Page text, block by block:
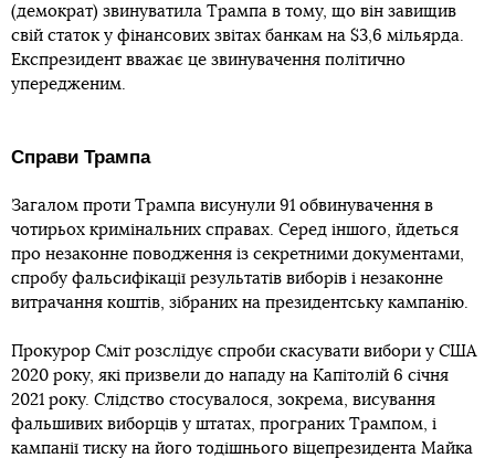
(демократ) звинуватила Трампа в тому, що він завищив
свій статок у фінансових звітах банкам на $3,6 мільярда.
Експрезидент вважає це звинувачення політично
упередженим.
Справи Трампа
Загалом проти Трампа висунули 91 обвинувачення в
чотирьох кримінальних справах. Серед іншого, йдеться
про незаконне поводження із секретними документами,
спробу фальсифікації результатів виборів і незаконне
витрачання коштів, зібраних на президентську кампанію.
Прокурор Сміт розслідує спроби скасувати вибори у США
2020 року, які призвели до нападу на Капітолій 6 січня
2021 року. Слідство стосувалося, зокрема, висування
фальшивих виборців у штатах, програних Трампом, і
кампанії тиску на його тодішнього віцепрезидента Майка